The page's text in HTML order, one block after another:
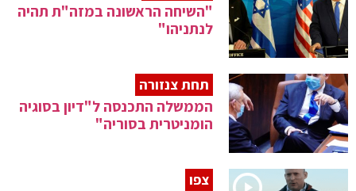
"השיחה הראשונה במזה"ת תהיה
לנתניהו"
תחת צנזורה
הממשלה התכנסה ל"דיון בסוגיה
הומניטרית בסוריה"
צפו